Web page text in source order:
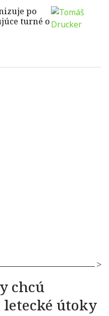
po
turné o
chcú
letecké útoky